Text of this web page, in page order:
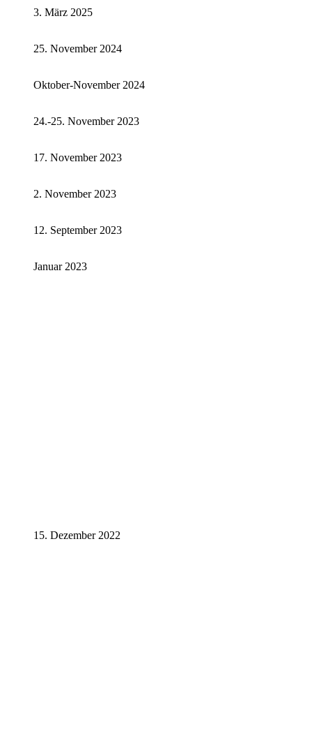
3. März 2025
25. November 2024
Oktober-November 2024
24.-25. November 2023
17. November 2023
2. November 2023
12. September 2023
Januar 2023
15. Dezember 2022